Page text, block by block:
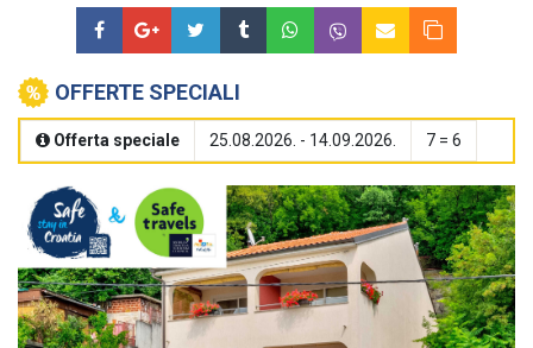
OFFERTE SPECIALI
Offerta speciale 25.08.2026. - 14.09.2026. 7 = 6